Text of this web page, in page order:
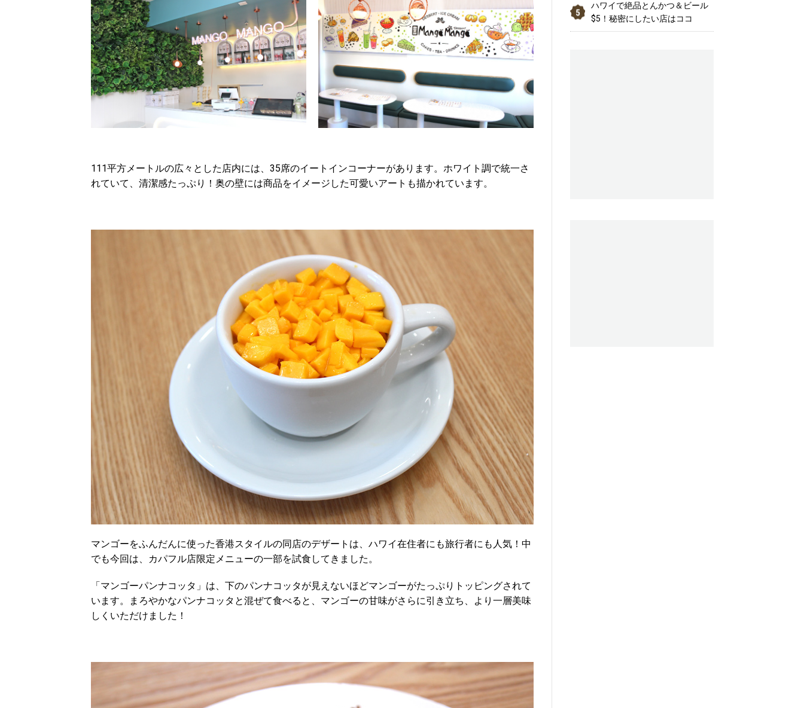
111平方メートルの広々とした店内には、 35席のイートインコーナーがあります。ホワイト調で統一さ
れていて、清潔感たっぷり！奥の壁には商品をイメージした可愛いアートも描かれています。
マンゴーをふんだんに使った香港スタイルの同店のデザートは、 ハワイ在住者にも旅行者にも人気！中
でも今回は、カパフル店限定メニューの一部を試食してきました。
「マンゴーパンナコッタ」は、下のパンナコッタが見えないほどマンゴーがたっぷりトッピングされて
います。まろやかなパンナコッタと混ぜて食べると、マンゴーの甘味がさらに引き立ち、より一層美味
しくいただけました！
ハワイで絶品とんかつ＆ビール
$5！秘密にしたい店はココ